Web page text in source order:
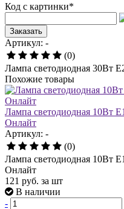
Код с картинки*
Заказать
Артикул: -
(0)
Лампа светодиодная 30Вт
Похожие товары
Лампа светодиодная 10Вт
Онлайт
Артикул: -
(0)
Лампа светодиодная 10Вт
Онлайт
121 руб. за шт
В наличии
-